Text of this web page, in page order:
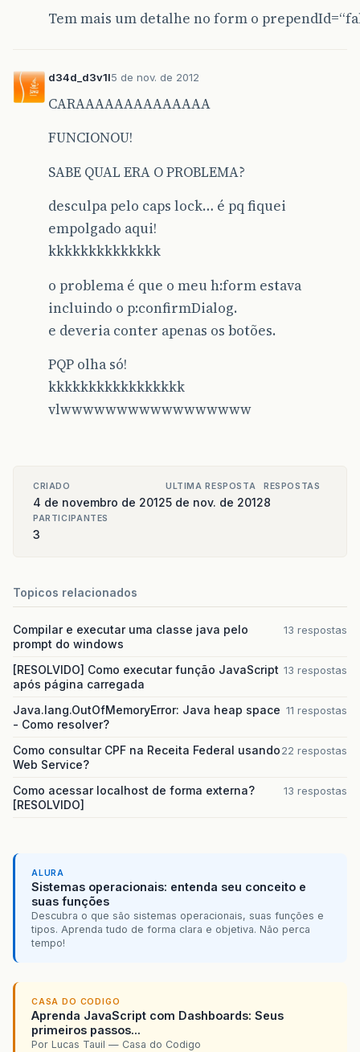
Tem mais um detalhe no form o
d34d_d3v1l5 de nov. de 2012
CARAAAAAAAAAAAAAA
FUNCIONOU!
SABE QUAL ERA O PROBLEMA?
desculpa pelo caps lock… é pq fiquei
empolgado aqui!
kkkkkkkkkkkkkk
o problema é que o meu h:form estava
incluindo o p:confirmDialog.
e deveria conter apenas os botões.
PQP olha só!
kkkkkkkkkkkkkkkkk
vlwwwwwwwwwwwwwwwww
CRIADO
4 de novembro de 2012
ULTIMA RESPOSTA
5 de nov. de 2012
RESPOSTAS
8
PARTICIPANTES
3
Topicos relacionados
Compilar e executar uma classe java pelo
prompt do windows
13 respostas
[RESOLVIDO] Como executar função JavaScript
após página carregada
13 respostas
Java.lang.OutOfMemoryError: Java heap space
- Como resolver?
11 respostas
Como consultar CPF na Receita Federal usando
Web Service?
22 respostas
Como acessar localhost de forma externa?
[RESOLVIDO]
13 respostas
ALURA
Sistemas operacionais: entenda seu conceito e
suas funções
Descubra o que são sistemas operacionais, suas funções e
tipos. Aprenda tudo de forma clara e objetiva. Não perca
tempo!
CASA DO CODIGO
Aprenda JavaScript com Dashboards: Seus
primeiros passos...
Por Lucas Tauil — Casa do Codigo